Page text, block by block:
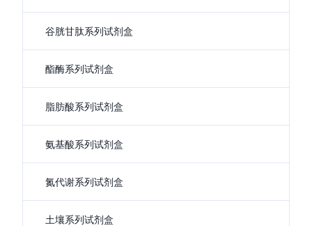
谷胱甘肽系列试剂盒
酯酶系列试剂盒
脂肪酸系列试剂盒
氨基酸系列试剂盒
氮代谢系列试剂盒
土壤系列试剂盒